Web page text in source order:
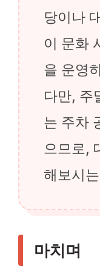
당이나
이 문화
을 운영
다만, 주
는 주차
으므로,
해보시
마치며